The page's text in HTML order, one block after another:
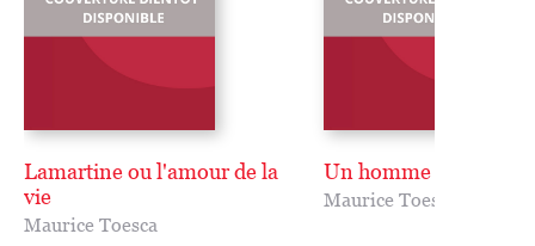
Lamartine ou l'amour de la
vie
Maurice Toesca
Un homme heureux
Maurice Toesca